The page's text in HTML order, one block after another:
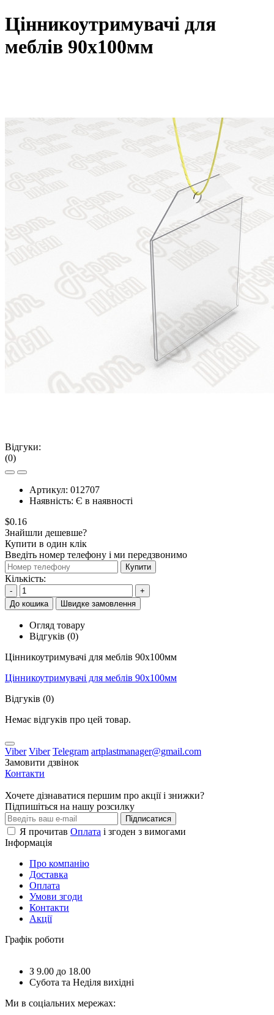
Цінникоутримувачі для
меблів 90x100мм
Відгуки:
(0)
Артикул: 012707
Наявність: Є в наявності
$0.16
Знайшли дешевше?
Купити в один клік
Введіть номер телефону і ми передзвонимо
Купити
Кількість:
-
+
До кошика
Швидке замовлення
Огляд товару
Відгуків (0)
Цінникоутримувачі для меблів 90x100мм
Цінникоутримувачі для меблів 90x100мм
Відгуків (0)
Немає відгуків про цей товар.
Viber Viber Telegram artplastmanager@gmail.com
Замовити дзвінок
Контакти
Хочете дізнаватися першим про акції і знижки?
Підпишіться на нашу розсилку
Підписатися
Я прочитав Оплата і згоден з вимогами
Інформація
Про компанію
Доставка
Оплата
Умови згоди
Контакти
Акції
Графік роботи
З 9.00 до 18.00
Субота та Неділя вихідні
Ми в соціальних мережах: